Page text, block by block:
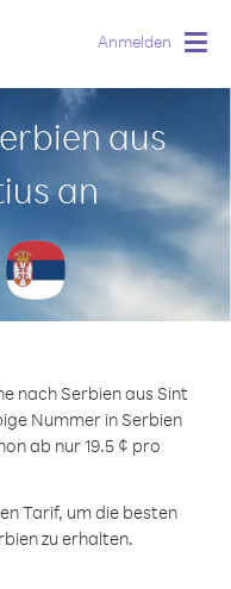
Anmelden
aus
an
nach Serbien aus Sint
Nummer in Serbien
ab nur 19.5 ¢ pro
Tarif, um die besten
zu erhalten.